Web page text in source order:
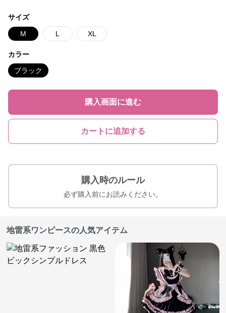
サイズ
M L XL
カラー
ブラック
購入画面に進む
カートに追加する
購入時のルール
必ず購入前にお読みください。
地雷系ワンピースの人気アイテム